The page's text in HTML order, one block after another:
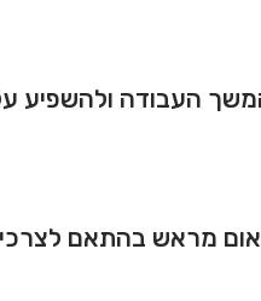
העבודה ולהשפיע
מראש בהתאם